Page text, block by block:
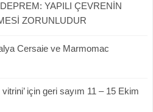
YAPILI ÇEVRENİN
ZORUNLUDUR
Cersaie ve Marmomac
için geri sayım 11 – 15 Ekim